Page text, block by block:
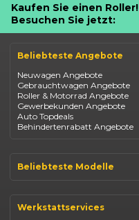
Kaufen Sie einen Roller!
Besuchen Sie jetzt:
Beliebteste Angebote
Neuwagen Angebote
Gebrauchtwagen Angebote
Roller & Motorrad Angebote
Gewerbekunden Angebote
Auto Topdeals
Behindertenrabatt Angebote
Beliebteste Modelle
Opel Corsa
Werkstattservices